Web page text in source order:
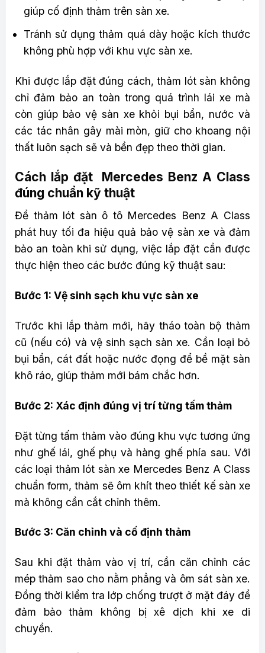
giúp cố định thảm trên sàn xe.
Tránh sử dụng thảm quá dày hoặc kích thước
không phù hợp với khu vực sàn xe.
Khi được lắp đặt đúng cách, thảm lót sàn không
chỉ đảm bảo an toàn trong quá trình lái xe mà
còn giúp bảo vệ sàn xe khỏi bụi bẩn, nước và
các tác nhân gây mài mòn, giữ cho khoang nội
thất luôn sạch sẽ và bền đẹp theo thời gian.
Cách lắp đặt Mercedes Benz A Class
đúng chuẩn kỹ thuật
Để thảm lót sàn ô tô Mercedes Benz A Class
phát huy tối đa hiệu quả bảo vệ sàn xe và đảm
bảo an toàn khi sử dụng, việc lắp đặt cần được
thực hiện theo các bước đúng kỹ thuật sau:
Bước 1: Vệ sinh sạch khu vực sàn xe
Trước khi lắp thảm mới, hãy tháo toàn bộ thảm
cũ (nếu có) và vệ sinh sạch sàn xe. Cần loại bỏ
bụi bẩn, cát đất hoặc nước đọng để bề mặt sàn
khô ráo, giúp thảm mới bám chắc hơn.
Bước 2: Xác định đúng vị trí từng tấm thảm
Đặt từng tấm thảm vào đúng khu vực tương ứng
như ghế lái, ghế phụ và hàng ghế phía sau. Với
các loại thảm lót sàn xe Mercedes Benz A Class
chuẩn form, thảm sẽ ôm khít theo thiết kế sàn xe
mà không cần cắt chỉnh thêm.
Bước 3: Căn chỉnh và cố định thảm
Sau khi đặt thảm vào vị trí, cần căn chỉnh các
mép thảm sao cho nằm phẳng và ôm sát sàn xe.
Đồng thời kiểm tra lớp chống trượt ở mặt đáy để
đảm bảo thảm không bị xê dịch khi xe di
chuyển.